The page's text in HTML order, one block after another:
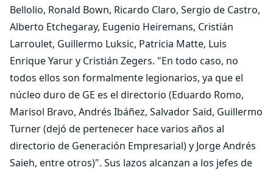
Bellolio, Ronald Bown, Ricardo Claro, Sergio de Castro,
Alberto Etchegaray, Eugenio Heiremans, Cristián
Larroulet, Guillermo Luksic, Patricia Matte, Luis
Enrique Yarur y Cristián Zegers. "En todo caso, no
todos ellos son formalmente legionarios, ya que el
núcleo duro de GE es el directorio (Eduardo Romo,
Marisol Bravo, Andrés Ibáñez, Salvador Said, Guillermo
Turner (dejó de pertenecer hace varios años al
directorio de Generación Empresarial) y Jorge Andrés
Saieh, entre otros)". Sus lazos alcanzan a los jefes de